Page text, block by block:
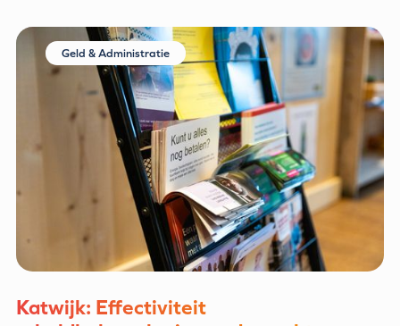
Geld & Administratie
Katwijk: Effectiviteit